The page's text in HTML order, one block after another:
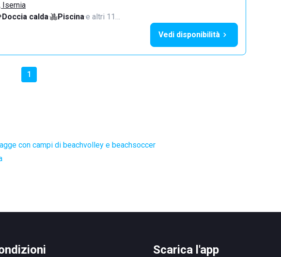
Isernia
Doccia calda· Piscina·e altri 11…
Vedi disponibilità
1
con campi di beachvolley e beachsoccer
Scarica l'app